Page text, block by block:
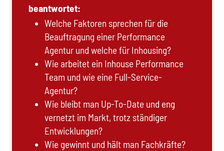
beantwortet:
Welche Faktoren sprechen für die
Beauftragung einer Performance
Agentur und welche für Inhousing?
Wie arbeitet ein Inhouse Performance
Team und wie eine Full-Service-
Agentur?
Wie bleibt man Up-To-Date und eng
vernetzt im Markt, trotz ständiger
Entwicklungen?
Wie gewinnt und hält man Fachkräfte?